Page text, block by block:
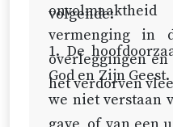
vermenging in
overleggingen
het verdorven
volgende:
1. De
God en Zijn
we niet verstaan